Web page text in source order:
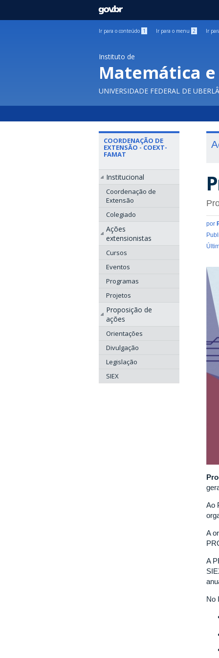
GOVBR
Ir para o conteúdo 1 Ir para o menu 2 Ir
Instituto de
Matemática
UNIVERSIDADE FEDERAL DE
COORDENAÇÃO DE
EXTENSÃO - COEXT-
FAMAT
Institucional
Coordenação de
Extensão
Colegiado
Ações
extensionistas
Cursos
Eventos
Programas
Projetos
Proposição de
ações
Orientações
Divulgação
Legislação
SIEX
por
Ao
A
A
No